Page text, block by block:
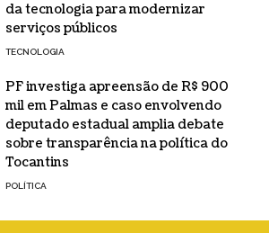
da tecnologia para modernizar
serviços públicos
TECNOLOGIA
PF investiga apreensão de R$ 900
mil em Palmas e caso envolvendo
deputado estadual amplia debate
sobre transparência na política do
Tocantins
POLÍTICA